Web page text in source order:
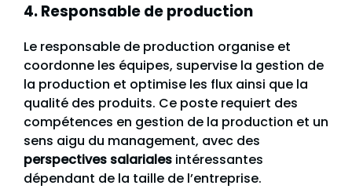
4. Responsable de production
Le responsable de production organise et
coordonne les équipes, supervise la gestion de
la production et optimise les flux ainsi que la
qualité des produits. Ce poste requiert des
compétences en gestion de la production et un
sens aigu du management, avec des
perspectives salariales intéressantes
dépendant de la taille de l’entreprise.